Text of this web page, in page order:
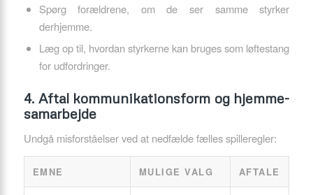
Spørg forældrene, om de ser samme styrker
derhjemme.
Læg op til, hvordan styrkerne kan bruges som løftestang
for udfordringer.
4. Aftal kommunikationsform og hjemme-
samarbejde
Undgå misforståelser ved at nedfælde fælles spilleregler:
EMNE MULIGE VALG AFTALE